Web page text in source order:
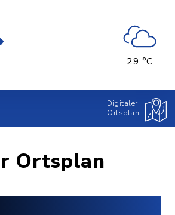
29 °C
Digitaler
Ortsplan
Ortsplan